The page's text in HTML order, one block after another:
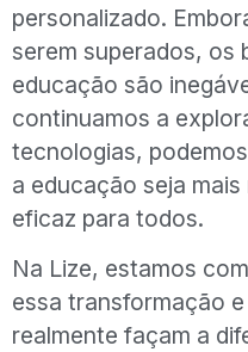
personalizado.
serem superados, os
educação são
continuamos a
tecnologias,
a educação seja
eficaz para todos.
Na Lize, estamos
essa transformação
realmente façam a